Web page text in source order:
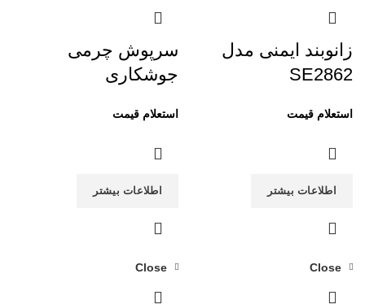
زانوبند ایمنی مدل
SE2862
اطلاعات بیشتر
سرپوش چرمی
جوشکاری
اطلاعات بیشتر
Close
Close